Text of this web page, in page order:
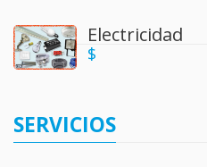
Electricidad
$
SERVICIOS